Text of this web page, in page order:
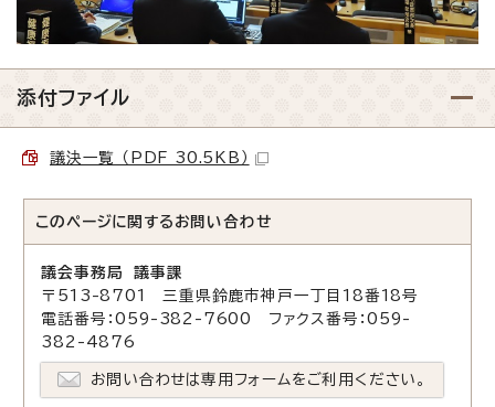
添付ファイル
議決一覧 （PDF 30.5KB）
このページに関する お問い合わせ
議会事務局 議事課
〒513-8701 三重県鈴鹿市神戸一丁目18番18号
電話番号：059-382-7600 ファクス番号：059-
382-4876
お問い合わせは専用フォームをご利用ください。